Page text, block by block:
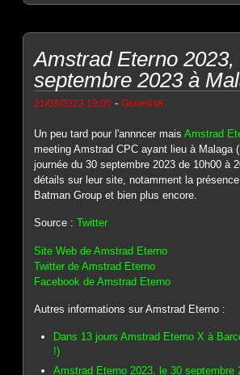
Amstrad Eterno 2023,
septembre 2023 à
21/09/2023 19:05 -Genesis8
Un peu tard pour l'annncer maisAmstrad
meeting Amstrad CPC ayant lieu à Malaga
journée du 30 septembre 2023 de 10h00 à
détails sur leur site, notamment la présence
Batman Group et bien plus encore.
Source :Twitter
Site Web de Amstrad Eterno
Twitter de Amstrad Eterno
Facebook de Amstrad Eterno
Autres informations sur Amstrad Eterno :
Dans 13 jours Amstrad Eterno X à
!)
Amstrad Eterno 2023, le 30 septembre